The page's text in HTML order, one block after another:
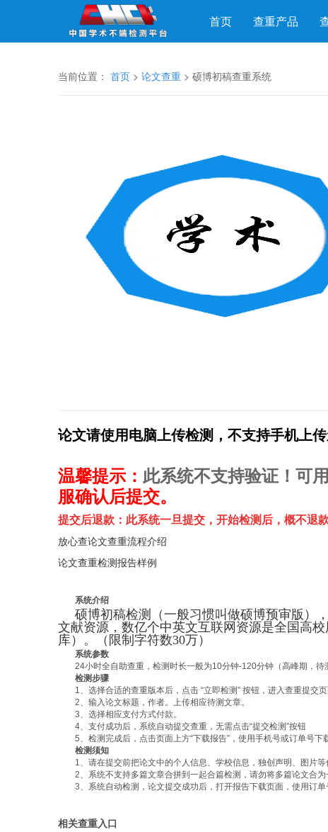
首页 查重产品
当前位置： 首页 > 论文查重 > 硕博初稿查重系统
论文请使用电脑上传检测，不支持手机上传
温馨提示： 此系统不支持验证！可
服确认后提交。
提交后退款：此系统一旦提交，开始检测后，概不退
放心查论文查重流程介绍
论文查重检测报告样例
系统介绍
硕博初稿检测（一般习惯叫做硕博预审版）
文献资源，数亿个中英文互联网资源是全国高
库）。（限制字符数30万）
系统参数
24小时全自助查重，检测时长一般为10分钟-120分钟（高峰期，
检测步骤
1、选择合适的查重版本后，点击 “立即检测” 按钮，进入查重提交页
2、输入论文标题，作者。上传相应待测文章。
3、选择相应支付方式付款。
4、支付成功后，系统自动提交查重，无需点击“提交检测”按钮
5、检测完成后，点击页面上方“下载报告”，使用手机号或订单号下
检测须知
1、请在提交前把论文中的个人信息、学校信息，独创声明、图片等
2、系统不支持多篇文章合拼到一起合篇检测，请勿将多篇论文合为
3、系统自动检测，论文提交成功后，打开报告下载页面，使用订单
相关查重入口​